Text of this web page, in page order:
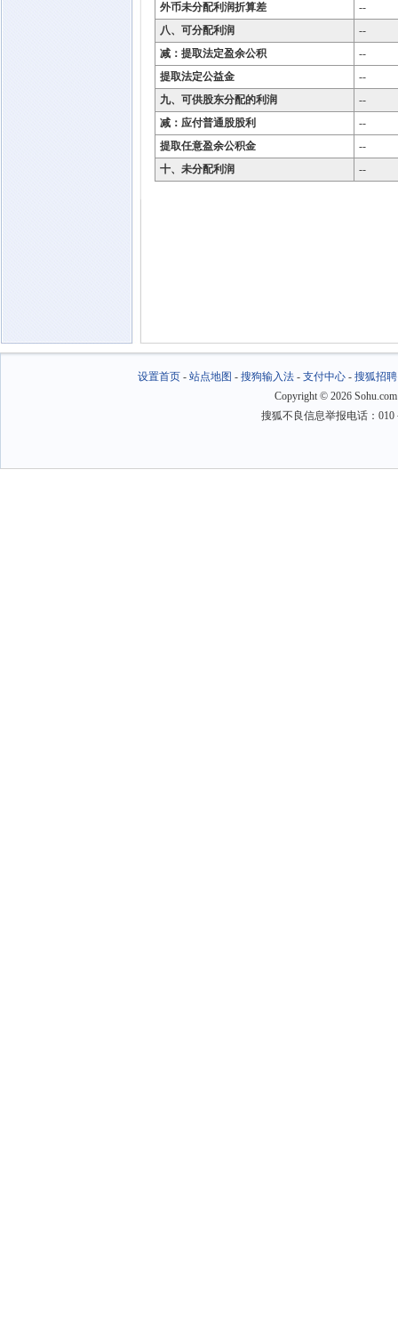
外币未分配利润折算差
--
八、可分配利润
--
减：提取法定盈余公积
--
提取法定公益金
--
九、可供股东分配的利润
--
减：应付普通股股利
--
提取任意盈余公积金
--
十、未分配利润
--
设置首页- 站点地图 - 搜狗输入法- 支付中心- 搜狐招聘
Copyright © 2026
搜狐不良信息举报电话：010